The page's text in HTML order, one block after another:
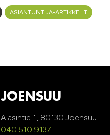
ASIANTUNTIJA-ARTIKKELIT
JOENSUU
Alasintie 1, 80130 Joensuu
040 510 9137